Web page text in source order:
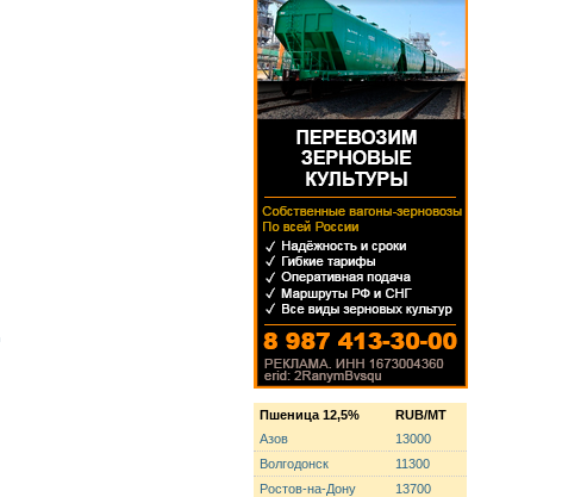
Пшеница 12,5%
RUB/MT
Азов
13000
Волгодонск
11300
Ростов-на-Дону
13700